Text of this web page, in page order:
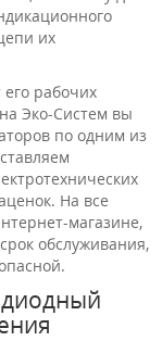
их
рабочих
Эко-Систем вы
по одним из
На все
магазине,
обслуживания,